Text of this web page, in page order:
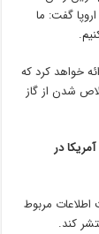
گفت: ما
خواهد کرد که
شدن از گاز
در
اطلاعات مربوط
کند.